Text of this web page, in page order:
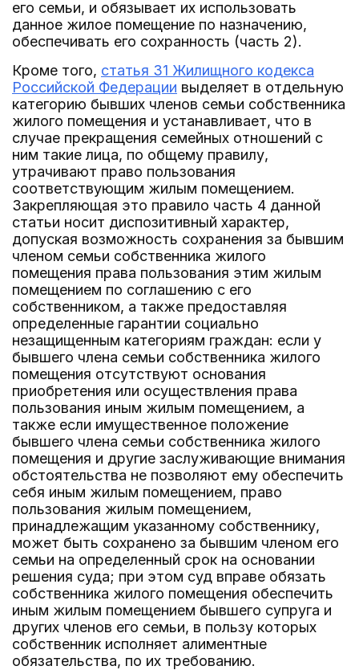
его семьи, и обязывает их использовать
данное жилое помещение по назначению,
обеспечивать его сохранность (часть 2).
Кроме того, статья 31 Жилищного кодекса
Российской Федерации выделяет в отдельную
категорию бывших членов семьи собственника
жилого помещения и устанавливает, что в
случае прекращения семейных отношений с
ним такие лица, по общему правилу,
утрачивают право пользования
соответствующим жилым помещением.
Закрепляющая это правило часть 4 данной
статьи носит диспозитивный характер,
допуская возможность сохранения за бывшим
членом семьи собственника жилого
помещения права пользования этим жилым
помещением по соглашению с его
собственником, а также предоставляя
определенные гарантии социально
незащищенным категориям граждан: если у
бывшего члена семьи собственника жилого
помещения отсутствуют основания
приобретения или осуществления права
пользования иным жилым помещением, а
также если имущественное положение
бывшего члена семьи собственника жилого
помещения и другие заслуживающие внимания
обстоятельства не позволяют ему обеспечить
себя иным жилым помещением, право
пользования жилым помещением,
принадлежащим указанному собственнику,
может быть сохранено за бывшим членом его
семьи на определенный срок на основании
решения суда; при этом суд вправе обязать
собственника жилого помещения обеспечить
иным жилым помещением бывшего супруга и
других членов его семьи, в пользу которых
собственник исполняет алиментные
обязательства, по их требованию.